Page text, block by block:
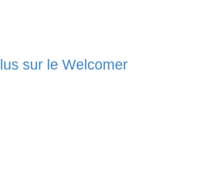
sur le Welcomer